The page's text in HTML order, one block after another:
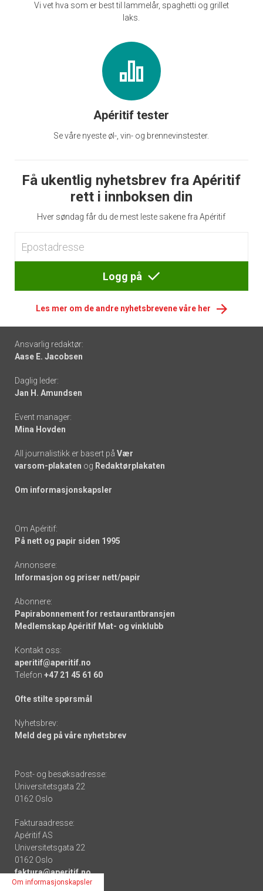
Vi vet hva som er best til lammelår, spaghetti og grillet
laks.
Apéritif tester
Se våre nyeste øl-, vin- og brennevinstester.
Få ukentlig nyhetsbrev fra Apéritif
rett i innboksen din
Hver søndag får du de mest leste sakene fra Apéritif
Logg på
Les mer om de andre nyhetsbrevene våre her
Footer
-
links
Ansvarlig redaktør:
Aase E. Jacobsen
Daglig leder:
Jan H. Amundsen
Event manager:
Mina Hovden
All journalistikk er basert på Vær
varsom-plakaten og Redaktørplakaten
Om informasjonskapsler
Om Apéritif:
På nett og papir siden 1995
Annonsere:
Informasjon og priser nett/papir
Abonnere:
Papirabonnement for restaurantbransjen
Medlemskap Apéritif Mat- og vinklubb
Kontakt oss:
aperitif@aperitif.no
Telefon +47 21 45 61 60
Ofte stilte spørsmål
Nyhetsbrev:
Meld deg på våre nyhetsbrev
Post- og besøksadresse:
Universitetsgata 22
0162 Oslo
Fakturaadresse:
Apéritif AS
Universitetsgata 22
0162 Oslo
faktura@aperitif.no
Om informasjonskapsler